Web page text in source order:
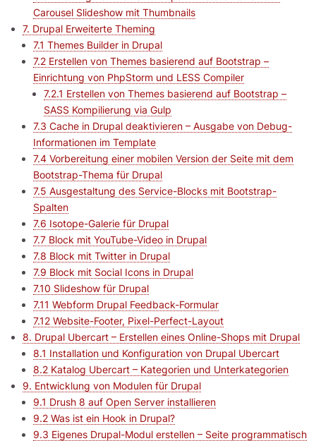
Carousel Slideshow mit Thumbnails
7. Drupal Erweiterte Theming
7.1 Themes Builder in Drupal
7.2 Erstellen von Themes basierend auf Bootstrap –
Einrichtung von PhpStorm und LESS Compiler
7.2.1 Erstellen von Themes basierend auf Bootstrap –
SASS Kompilierung via Gulp
7.3 Cache in Drupal deaktivieren – Ausgabe von Debug-
Informationen im Template
7.4 Vorbereitung einer mobilen Version der Seite mit dem
Bootstrap-Thema für Drupal
7.5 Ausgestaltung des Service-Blocks mit Bootstrap-
Spalten
7.6 Isotope-Galerie für Drupal
7.7 Block mit YouTube-Video in Drupal
7.8 Block mit Twitter in Drupal
7.9 Block mit Social Icons in Drupal
7.10 Slideshow für Drupal
7.11 Webform Drupal Feedback-Formular
7.12 Website-Footer, Pixel-Perfect-Layout
8. Drupal Ubercart – Erstellen eines Online-Shops mit Drupal
8.1 Installation und Konfiguration von Drupal Ubercart
8.2 Katalog Ubercart – Kategorien und Unterkategorien
9. Entwicklung von Modulen für Drupal
9.1 Drush 8 auf Open Server installieren
9.2 Was ist ein Hook in Drupal?
9.3 Eigenes Drupal-Modul erstellen – Seite programmatisch